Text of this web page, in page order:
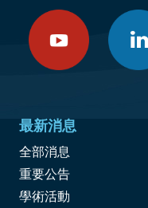
最新消息
全部消息
重要公告
學術活動